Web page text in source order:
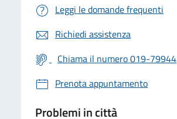
Leggi le domande frequenti
Richiedi assistenza
Chiama il numero 019-79944
Prenota appuntamento
Problemi in città